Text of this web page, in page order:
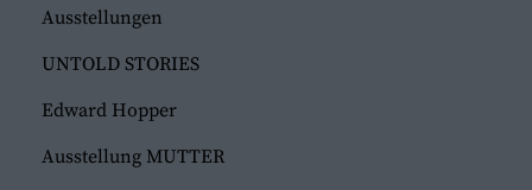
Ausstellungen
UNTOLD STORIES
Edward Hopper
Ausstellung MUTTER